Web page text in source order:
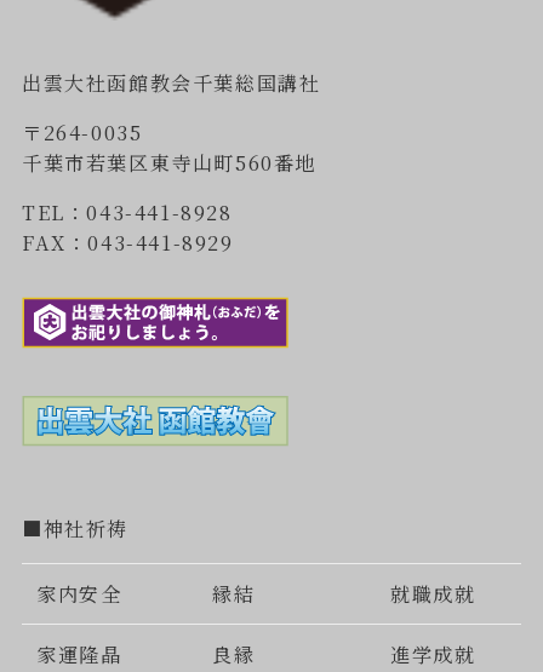
出雲大社函館教会千葉総国講社
〒264-0035
千葉市若葉区東寺山町560番地
TEL：043-441-8928
FAX：043-441-8929
■神社祈祷
家内安全 縁結 就職成就
家運隆晶 良縁 進学成就